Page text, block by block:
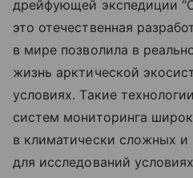
дрейфующей экспедиции
это отечественная
в мире позволила в
жизнь арктической
условиях. Такие
систем мониторинга
в климатически сложных
для исследований